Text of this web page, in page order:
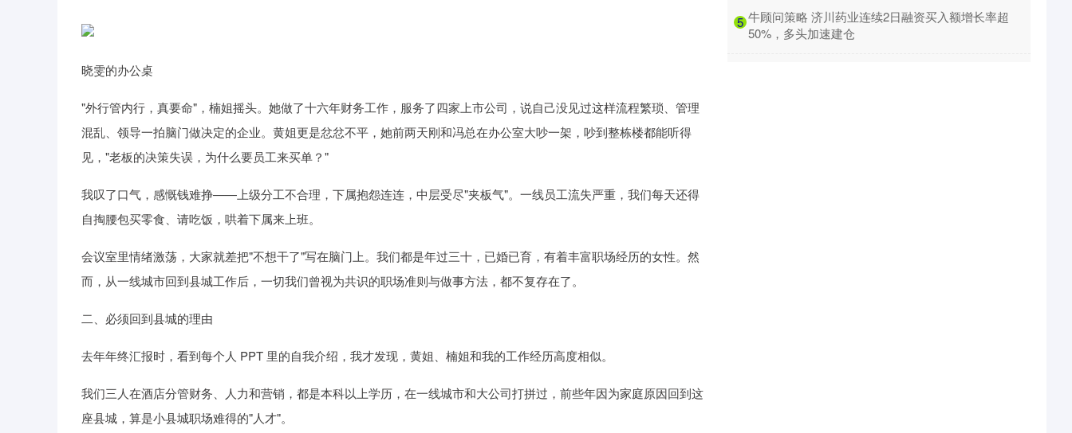
晓雯的办公桌
"外行管内行，真要命"，楠姐摇头。她做了十六年财务工作，服务了四家上市公司，说自己没见过这样流程繁琐、管理
混乱、领导一拍脑门做决定的企业。黄姐更是忿忿不平，她前两天刚和冯总在办公室大吵一架，吵到整栋楼都能听得
见，"老板的决策失误，为什么要员工来买单？"
我叹了口气，感慨钱难挣——上级分工不合理，下属抱怨连连，中层受尽"夹板气"。一线员工流失严重，我们每天还得
自掏腰包买零食、请吃饭，哄着下属来上班。
会议室里情绪激荡，大家就差把"不想干了"写在脑门上。我们都是年过三十，已婚已育，有着丰富职场经历的女性。然
而，从一线城市回到县城工作后，一切我们曾视为共识的职场准则与做事方法，都不复存在了。
二、必须回到县城的理由
去年年终汇报时，看到每个人 PPT 里的自我介绍，我才发现，黄姐、楠姐和我的工作经历高度相似。
我们三人在酒店分管财务、人力和营销，都是本科以上学历，在一线城市和大公司打拼过，前些年因为家庭原因回到这
座县城，算是小县城职场难得的"人才"。
5 ​牛顾问策略 济川药业连续2日融资买入额增长率超
50%，多头加速建仓